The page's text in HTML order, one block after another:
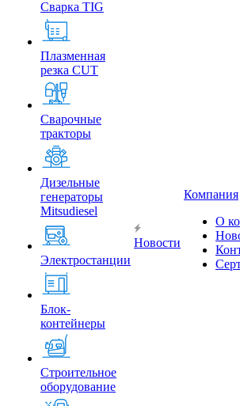
Сварка TIG
Плазменная
резка CUT
Сварочные
тракторы
Дизельные
генераторы
Mitsudiesel
Электростанции
Блок-
контейнеры
Строительное
оборудование
Новости
Компания
О